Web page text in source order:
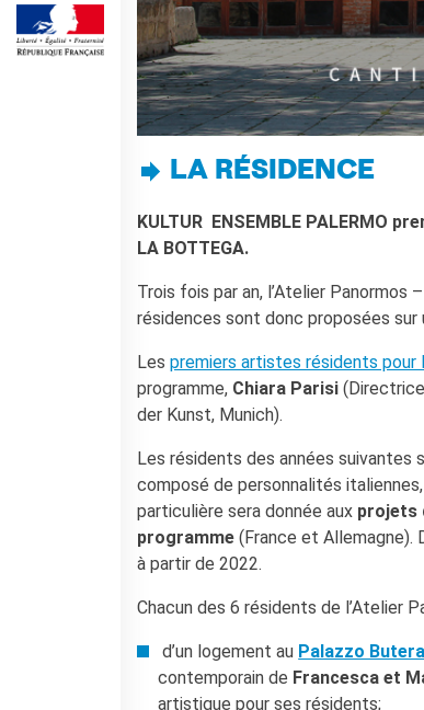
DIPLOMI E TEST
DELF-DALF
Altri test
MEDIATECA
Culturethèque
PERCORSO IN FRANCESE
Certificazioni
Formazioni per docenti
Mobilità
Cooperazione
universitaria
Studiare in Francia
Francia
KULTUR ENSEMBLE
PALERMO
Atelier Panormos - La
Bottega
Residenze passate
Cantieri Culturali alla Zisa
LA RÉSIDENCE
KULTUR ENSEMBLE PALERMO
LA BOTTEGA.
Trois fois par an, l’Atelier Panormos
résidences sont donc proposées sur
Les premiers artistes résidents pour
programme, Chiara Parisi
der Kunst, Munich).
Les résidents des années suivantes
composé de personnalités
particulière sera donnée aux projets
programme (France et Allemagne).
à partir de 2022.
Chacun des 6 résidents de l’Atelier
d’un logement au Palazzo Butera
contemporain de Francesca et
artistique pour ses résidents;